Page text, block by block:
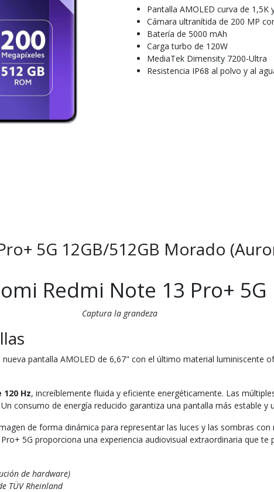
Pantalla AMOLED curva de 1,5K
Cámara ultranítida de 200 MP
Batería de 5000 mAh
Carga turbo de 120W
MediaTek Dimensity 7200-Ultra
Resistencia IP68 al polvo y al
5G 12GB/512GB Morado
Redmi Note 13 Pro+ 5G
Captura la grandeza
nueva pantalla AMOLED de 6,67" con el último material luminiscente
Hz, increíblemente fluida y eficiente energéticamente. Las
consumo de energía reducido garantiza una pantalla más estable y
de forma dinámica para representar las luces y las sombras
5G proporciona una experiencia audiovisual extraordinaria que
de hardware)
TÜV Rheinland